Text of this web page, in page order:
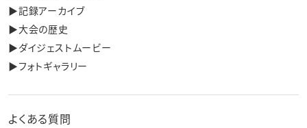
▶︎記録アーカイブ
▶︎大会の歴史
▶︎ダイジェストムービー
▶︎フォトギャラリー
よくある質問